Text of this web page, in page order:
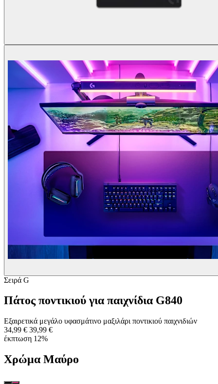
Σειρά G
Πάτος ποντικιού για παιχνίδια G840
Εξαιρετικά μεγάλο υφασμάτινο μαξιλάρι ποντικιού παιχνιδιών
34,99 € 39,99 €
έκπτωση 12%
Χρώμα Μαύρο